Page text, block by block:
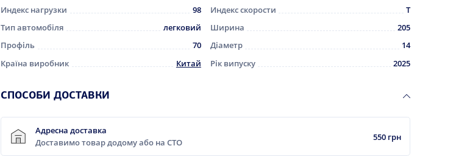
Индекс нагрузки
98 Индекс скорости
T
Тип автомобіля
легковий Ширина
205
Профіль
70 Діаметр
14
Країна виробник
Китай Рік випуску 2025
СПОСОБИ ДОСТАВКИ
Адресна доставка
Доставимо товар додому або на СТО
550 грн